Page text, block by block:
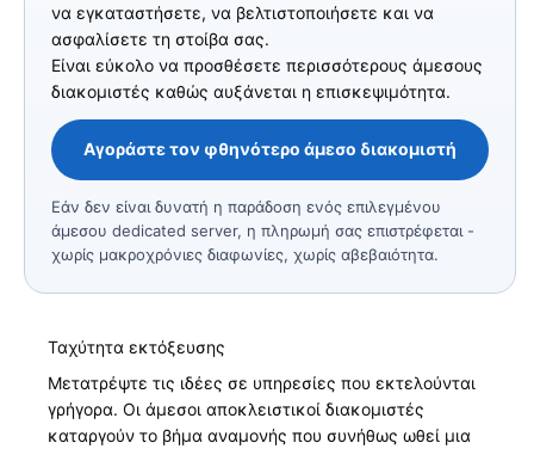
να εγκαταστήσετε, να βελτιστοποιήσετε και να
ασφαλίσετε τη στοίβα σας.
Είναι εύκολο να προσθέσετε περισσότερους άμεσους
διακομιστές καθώς αυξάνεται η επισκεψιμότητα.
Αγοράστε τον φθηνότερο άμεσο διακομιστή
Εάν δεν είναι δυνατή η παράδοση ενός επιλεγμένου
άμεσου dedicated server, η πληρωμή σας επιστρέφεται -
χωρίς μακροχρόνιες διαφωνίες, χωρίς αβεβαιότητα.
Ταχύτητα εκτόξευσης
Μετατρέψτε τις ιδέες σε υπηρεσίες που εκτελούνται
γρήγορα. Οι άμεσοι αποκλειστικοί διακομιστές
καταργούν το βήμα αναμονής που συνήθως ωθεί μια